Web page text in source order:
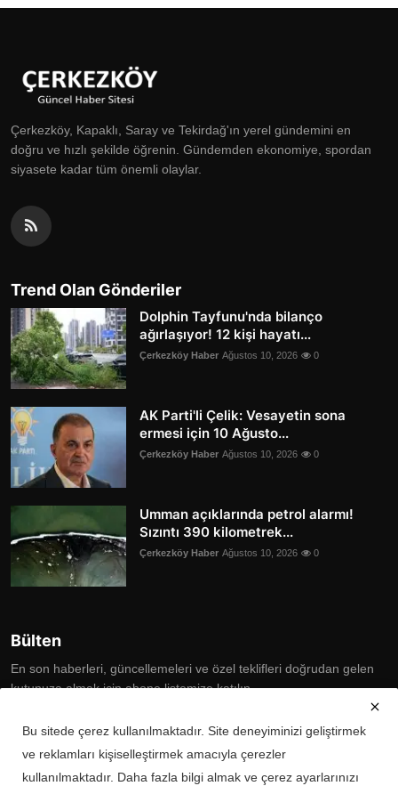
Çerkezköy, Kapaklı, Saray ve Tekirdağ'ın yerel gündemini en
doğru ve hızlı şekilde öğrenin. Gündemden ekonomiye, spordan
siyasete kadar tüm önemli olaylar.
Trend Olan Gönderiler
Dolphin Tayfunu'nda bilanço
ağırlaşıyor! 12 kişi hayatı...
Çerkezköy Haber Ağustos 10, 2026 0
AK Parti'li Çelik: Vesayetin sona
ermesi için 10 Ağusto...
Çerkezköy Haber Ağustos 10, 2026 0
Umman açıklarında petrol alarmı!
Sızıntı 390 kilometrek...
Çerkezköy Haber Ağustos 10, 2026 0
Bülten
En son haberleri, güncellemeleri ve özel teklifleri doğrudan gelen
kutunuza almak için abone listemize katılın
Subscribe
Bu sitede çerez kullanılmaktadır. Site deneyiminizi geliştirmek
ve reklamları kişiselleştirmek amacıyla çerezler
kullanılmaktadır. Daha fazla bilgi almak ve çerez ayarlarınızı